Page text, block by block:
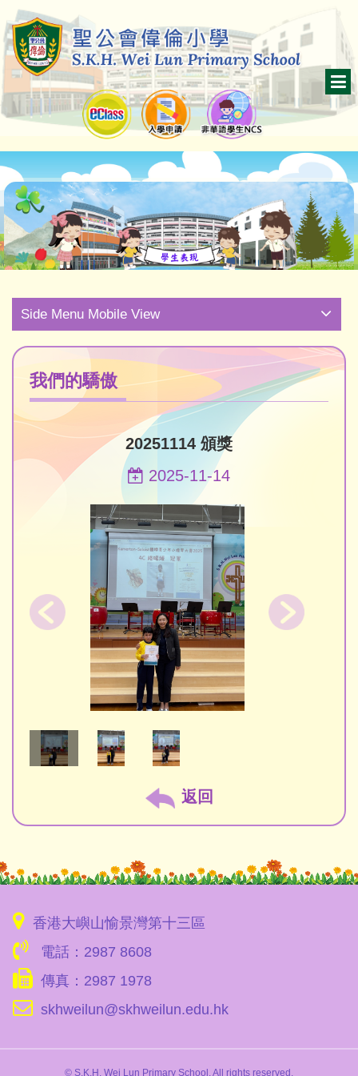
Side Menu Mobile View
我們的驕傲
20251114 頒獎
2025-11-14
返回
香港大嶼山愉景灣第十三區
電話：2987 8608
傳真：2987 1978
skhweilun@skhweilun.edu.hk
© S.K.H. Wei Lun Primary School. All rights reserved.